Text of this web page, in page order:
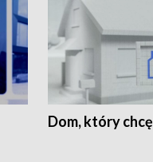
Dom, który chcę